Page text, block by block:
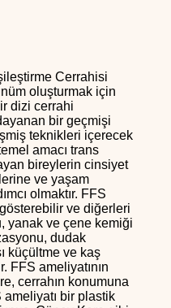
Cerrahisi
oluşturmak için
dizi cerrahi
bir geçmişi
teknikleri içerecek
amacı trans
bireylerin cinsiyet
ve yaşam
olmaktır. FFS
ve diğerleri
yanak ve çene kemiği
dudak
küçültme ve kaş
FFS ameliyatının
cerrahın konumuna
ameliyatı bir plastik